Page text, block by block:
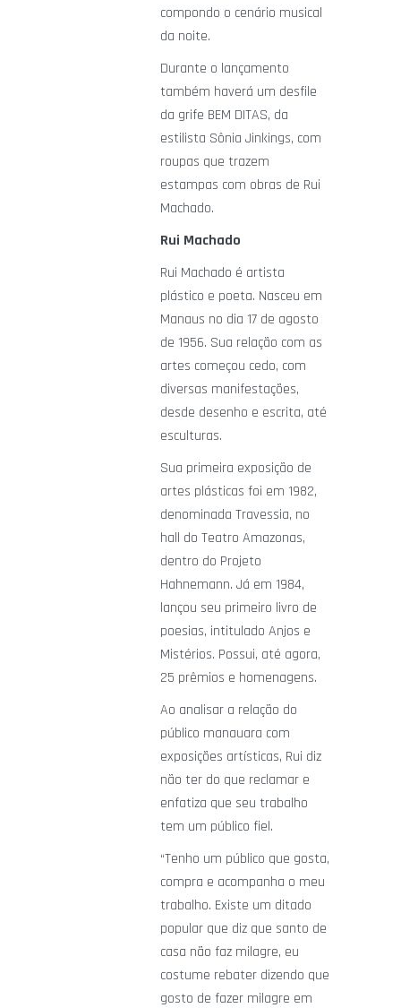
compondo o cenário musical
da noite.
Durante o lançamento
também haverá um desfile
da grife BEM DITAS, da
estilista Sônia Jinkings, com
roupas que trazem
estampas com obras de Rui
Machado.
Rui Machado
Rui Machado é artista
plástico e poeta. Nasceu em
Manaus no dia 17 de agosto
de 1956. Sua relação com as
artes começou cedo, com
diversas manifestações,
desde desenho e escrita, até
esculturas.
Sua primeira exposição de
artes plásticas foi em 1982,
denominada Travessia, no
hall do Teatro Amazonas,
dentro do Projeto
Hahnemann. Já em 1984,
lançou seu primeiro livro de
poesias, intitulado Anjos e
Mistérios. Possui, até agora,
25 prêmios e homenagens.
Ao analisar a relação do
público manauara com
exposições artísticas, Rui diz
não ter do que reclamar e
enfatiza que seu trabalho
tem um público fiel.
“Tenho um público que gosta,
compra e acompanha o meu
trabalho. Existe um ditado
popular que diz que santo de
casa não faz milagre, eu
costume rebater dizendo que
gosto de fazer milagre em